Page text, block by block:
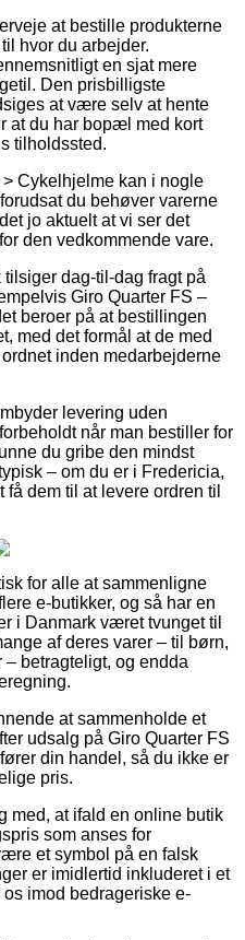
at bestille produkterne
hvor du arbejder.
en sjat mere
Den prisbilligste
at være selv at hente
at du har bopæl med kort
tilholdssted.
Cykelhjelme kan i nogle
du behøver varerne
jo aktuelt at vi ser det
den vedkommende vare.
dag-til-dag fragt på
Giro Quarter FS –
beroer på at bestillingen
med det formål at de med
inden medarbejderne
levering uden
når man bestiller for
du gribe den mindst
– om du er i Fredericia,
dem til at levere ordren til
for alle at sammenligne
e-butikker, og så har en
i Danmark været tvunget til
af deres varer – til børn,
betragteligt, og endda
at sammenholde et
udsalg på Giro Quarter FS
din handel, så du ikke er
pris.
med, at ifald en online butik
som anses for
et symbol på en falsk
er imidlertid inkluderet i et
imod bedrageriske e-